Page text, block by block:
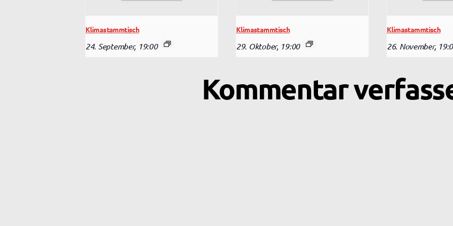
Klimastammtisch
24. September, 19:00
Klimastammtisch
29. Oktober, 19:00
Klimastammtisch
26. November,
Kommentar